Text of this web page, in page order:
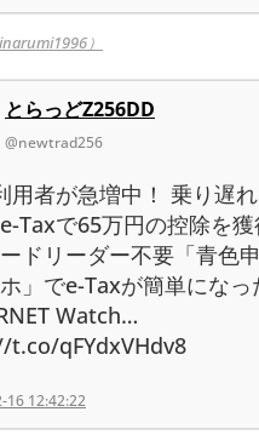
）
とらっどZ256DD
@newtrad256
用者が急増中！ 乗り遅
Taxで65万円の控除を獲
ドリーダー不要「青色
」でe-Taxが簡単になっ
Watch…
qFYdxVHdv8
16 12:42:22